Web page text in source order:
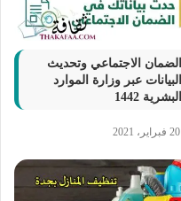
الضمان الاجتماعي وتحديث
البيانات عبر وزارة الموارد
البشرية 1442
20 فبراير، 2021